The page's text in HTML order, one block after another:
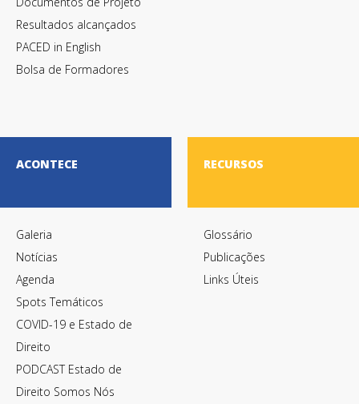
Resultados alcançados
PACED in English
Bolsa de Formadores
ACONTECE
Galeria
Notícias
Agenda
Spots Temáticos
COVID-19 e Estado de
Direito
PODCAST Estado de
Direito Somos Nós
RECURSOS
Glossário
Publicações
Links Úteis